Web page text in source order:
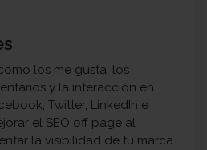
los me gusta, los
y la interacción en
Twitter, LinkedIn e
el SEO off page al
la visibilidad de tu marca.